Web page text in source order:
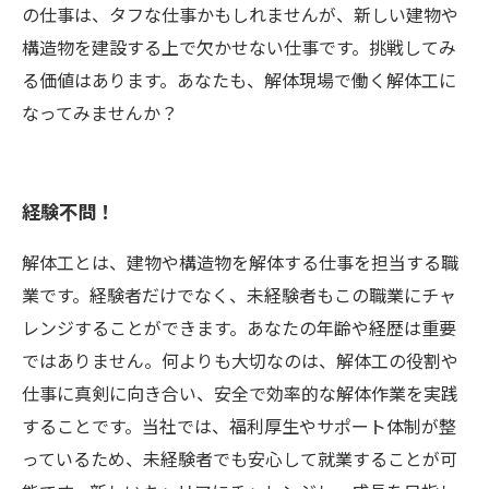
の仕事は、タフな仕事かもしれませんが、新しい建物や
構造物を建設する上で欠かせない仕事です。挑戦してみ
る価値はあります。あなたも、解体現場で働く解体工に
なってみませんか？
経験不問！
解体工とは、建物や構造物を解体する仕事を担当する職
業です。経験者だけでなく、未経験者もこの職業にチャ
レンジすることができます。あなたの年齢や経歴は重要
ではありません。何よりも大切なのは、解体工の役割や
仕事に真剣に向き合い、安全で効率的な解体作業を実践
することです。当社では、福利厚生やサポート体制が整
っているため、未経験者でも安心して就業することが可